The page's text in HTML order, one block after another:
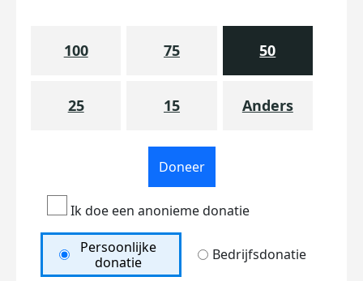
100 75 50
25 15 Anders
Doneer
Ik doe een anonieme donatie
Persoonlijke
donatie
Bedrijfsdonatie